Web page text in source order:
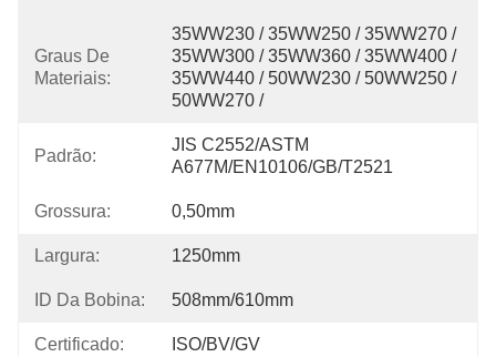
Graus De
Materiais:
35WW230 / 35WW250 / 35WW270 /
35WW300 / 35WW360 / 35WW400 /
35WW440 / 50WW230 / 50WW250 /
50WW270 /
Padrão:
JIS C2552/ASTM
A677M/EN10106/GB/T2521
Grossura: 0,50mm
Largura: 1250mm
ID Da Bobina: 508mm/610mm
Certificado: ISO/BV/GV